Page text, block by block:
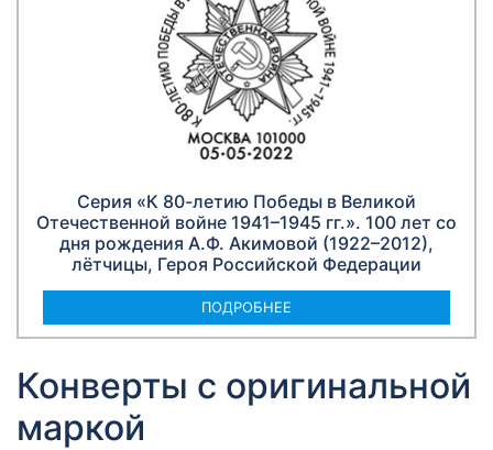
Серия «К 80-летию Победы в Великой
Отечественной войне 1941–1945 гг.». 100 лет со
дня рождения А.Ф. Акимовой (1922–2012),
лётчицы, Героя Российской Федерации
ПОДРОБНЕЕ
Конверты с оригинальной
маркой